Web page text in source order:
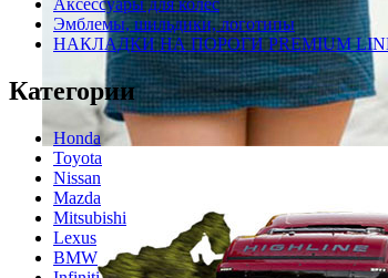
Эмблемы, шильдики, логотипы
НАКЛАДКИ НА ПОРОГИ PREMIUM
Категории
Honda
Toyota
Nissan
Mazda
Mitsubishi
Lexus
BMW